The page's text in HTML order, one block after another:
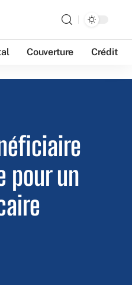
Couverture Crédit
pour un